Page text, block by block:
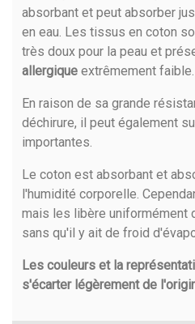
absorbant et peut absorber
en eau. Les tissus en coton
très doux pour la peau et
allergique extrêmement faible.
En raison de sa grande
déchirure, il peut également
importantes.
Le coton est absorbant et
l'humidité corporelle.
mais les libère uniformément
sans qu'il y ait de froid
Les couleurs et la
s'écarter légèrement de